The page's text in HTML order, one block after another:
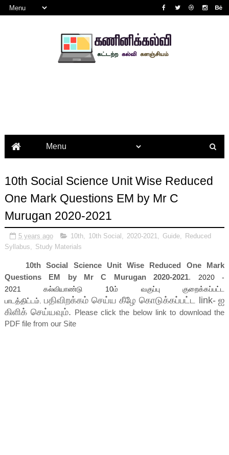
10th Social Science Unit Wise Reduced
One Mark Questions EM by Mr C
Murugan 2020-2021
5 years ago 10th, 10th Social 2020-2021 Guide,
Reduced
Syllabus
Study Materials
10th Social Science Unit Wise Reduced One Mark
Questions EM by Mr C Murugan 2020-2021.
2020 -
2021கல்வியாண்டு 10ம் வகுப்பு குறைக்கப்பட்ட
பாடத்திட்டம். பதிவிறக்கம் செய்ய கீழே கொடுக்கப்பட்ட link- ஐ
கிளிக் செய்யவும். Please click the below link to download the
PDF file from our Site